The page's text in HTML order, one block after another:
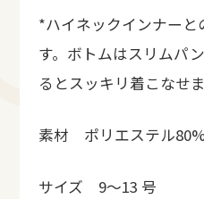
*ハイネックインナーと
す。ボトムはスリムパ
るとスッキリ着こなせま
素材 ポリエステル
サイズ 9～13 号